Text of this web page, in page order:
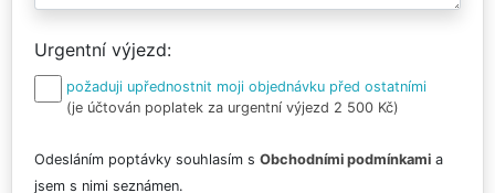
Urgentní výjezd
požaduji upřednostnit moji objednávku před ostatními
(je účtován poplatek za urgentní výjezd 2 500 Kč)
Odesláním poptávky souhlasím s Obchodními podmínkami a
jsem s nimi seznámen.